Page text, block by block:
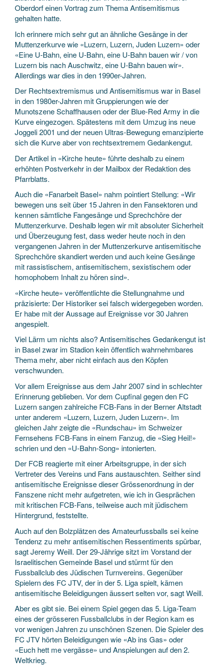
Oberdorf einen Vortrag zum Thema Antisemitismus
gehalten hatte.
Ich erinnere mich sehr gut an ähnliche Gesänge in der
Muttenzerkurve wie «Luzern, Luzern, Juden Luzern» oder
«Eine U-Bahn, eine U-Bahn, eine U-Bahn bauen wir / von
Luzern bis nach Auschwitz, eine U-Bahn bauen wir».
Allerdings war dies in den 1990er-Jahren.
Der Rechtsextremismus und Antisemitismus war in Basel
in den 1980er-Jahren mit Gruppierungen wie der
Munotszene Schaffhausen oder der Blue-Red Army in die
Kurve eingezogen. Spätestens mit dem Umzug ins neue
Joggeli 2001 und der neuen Ultras-Bewegung emanzipierte
sich die Kurve aber von rechtsextremem Gedankengut.
Der Artikel in «Kirche heute» führte deshalb zu einem
erhöhten Postverkehr in der Mailbox der Redaktion des
Pfarrblatts.
Auch die «Fanarbeit Basel» nahm pointiert Stellung: «Wir
bewegen uns seit über 15 Jahren in den Fansektoren und
kennen sämtliche Fangesänge und Sprechchöre der
Muttenzerkurve. Deshalb legen wir mit absoluter Sicherheit
und Überzeugung fest, dass weder heute noch in den
vergangenen Jahren in der Muttenzerkurve antisemitische
Sprechchöre skandiert werden und auch keine Gesänge
mit rassistischem, antisemitischem, sexistischem oder
homophobem Inhalt zu hören sind».
«Kirche heute» veröffentlichte die Stellungnahme und
präzisierte: Der Historiker sei falsch widergegeben worden.
Er habe mit der Aussage auf Ereignisse vor 30 Jahren
angespielt.
Viel Lärm um nichts also? Antisemitisches Gedankengut ist
in Basel zwar im Stadion kein öffentlich wahrnehmbares
Thema mehr, aber nicht einfach aus den Köpfen
verschwunden.
Vor allem Ereignisse aus dem Jahr 2007 sind in schlechter
Erinnerung geblieben. Vor dem Cupfinal gegen den FC
Luzern sangen zahlreiche FCB-Fans in der Berner Altstadt
unter anderem «Luzern, Luzern, Juden Luzern». Im
gleichen Jahr zeigte die «Rundschau» im Schweizer
Fernsehens FCB-Fans in einem Fanzug, die «Sieg Heil!»
schrien und den «U-Bahn-Song» intonierten.
Der FCB reagierte mit einer Arbeitsgruppe, in der sich
Vertreter des Vereins und Fans austauschten. Seither sind
antisemitische Ereignisse dieser Grössenordnung in der
Fanszene nicht mehr aufgetreten, wie ich in Gesprächen
mit kritischen FCB-Fans, teilweise auch mit jüdischem
Hintergrund, feststellte.
Auch auf den Bolzplätzen des Amateurfussballs sei keine
Tendenz zu mehr antisemitischen Ressentiments spürbar,
sagt Jeremy Weill. Der 29-Jährige sitzt im Vorstand der
Israelitischen Gemeinde Basel und stürmt für den
Fussballclub des Jüdischen Turnvereins. Gegenüber
Spielern des FC JTV, der in der 5. Liga spielt, kämen
antisemitische Beleidigungen äussert selten vor, sagt Weill.
Aber es gibt sie. Bei einem Spiel gegen das 5. Liga-Team
eines der grösseren Fussballclubs in der Region kam es
vor wenigen Jahren zu unschönen Szenen. Die Spieler des
FC JTV hörten Beleidigungen wie «Ab ins Gas» oder
«Euch hett me vergässe» und Anspielungen auf den 2.
Weltkrieg.